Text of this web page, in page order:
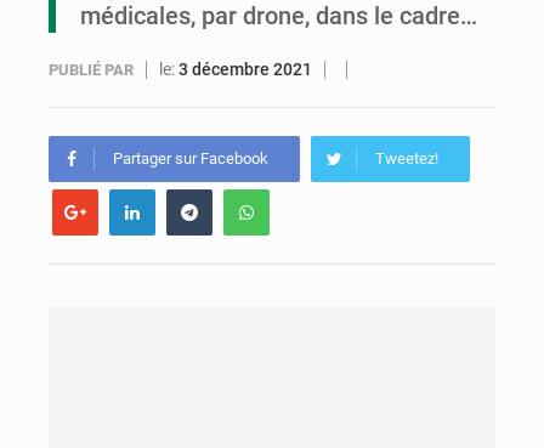
médicales, par drone, dans le cadre…
PUBLIÉ PAR le:3 décembre 2021
Partager sur Facebook Tweetez!